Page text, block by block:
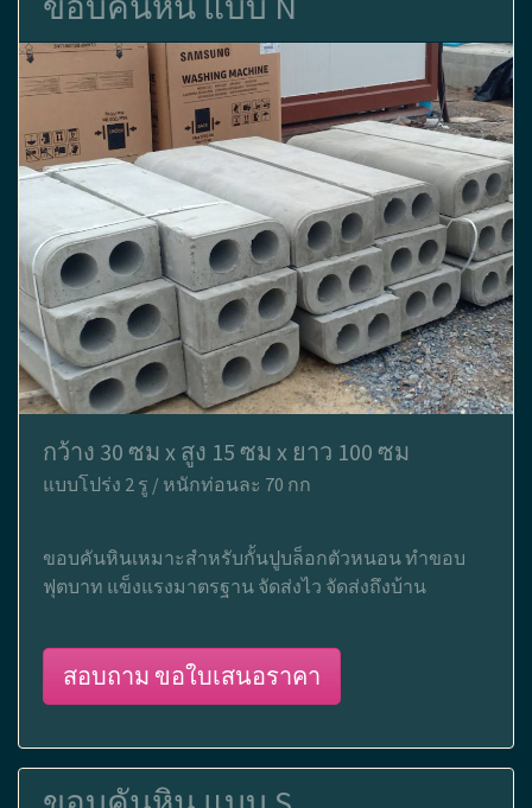
กว้าง 30 ซม x สูง 15 ซม x ยาว 100 ซม
แบบโปร่ง 2 รู / หนักท่อนละ 70 กก
ขอบคันหินเหมาะสำหรับกั้นปูบล็อกตัวหนอน ทำขอบ
ฟุตบาท แข็งแรงมาตรฐาน จัดส่งไว จัดส่งถึงบ้าน
สอบถาม ขอใบเสนอราคา